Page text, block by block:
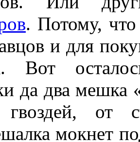
. Потому,
и для
Вот
да два мешка
гвоздей, от
мокнет